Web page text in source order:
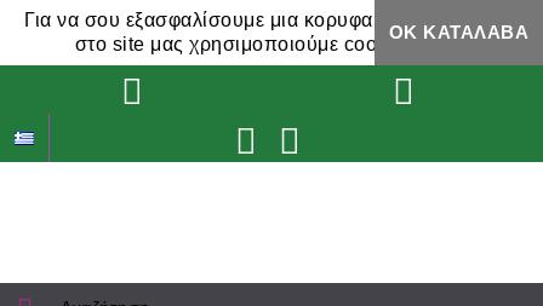
Για να σου εξασφαλίσουμε μια κορυφαία εμπειρία,
στο site μας χρησιμοποιούμε cookies.
ΟΚ ΚΑΤΆΛΑΒΑ